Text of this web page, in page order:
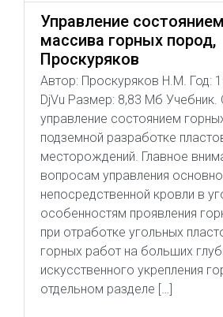
Управление состоянием
массива горных пород,
Проскуряков
Автор: Проскуряков Н.М. Год:
DjVu Размер: 8,83 Мб Учебник.
управление состоянием
подземной разработке
месторождений. Главное
вопросам управления
непосредственной кровли в
особенностям проявления
при отработке угольных
горных работ на больших
искусственного укрепления
отдельном разделе […]